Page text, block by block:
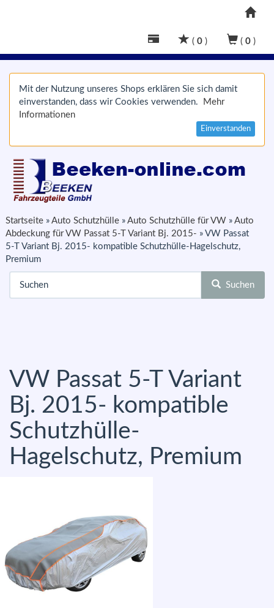
( 0 ) ( 0 )
Mit der Nutzung unseres Shops erklären Sie sich damit
einverstanden, dass wir Cookies verwenden.
Mehr
Informationen
Einverstanden
Startseite » Auto Schutzhülle » Auto Schutzhülle für VW » Auto
Abdeckung für VW Passat 5-T Variant Bj. 2015- » VW Passat
5-T Variant Bj. 2015- kompatible Schutzhülle-Hagelschutz,
Premium
Suchen
VW Passat 5-T Variant
Bj. 2015- kompatible
Schutzhülle-
Hagelschutz, Premium